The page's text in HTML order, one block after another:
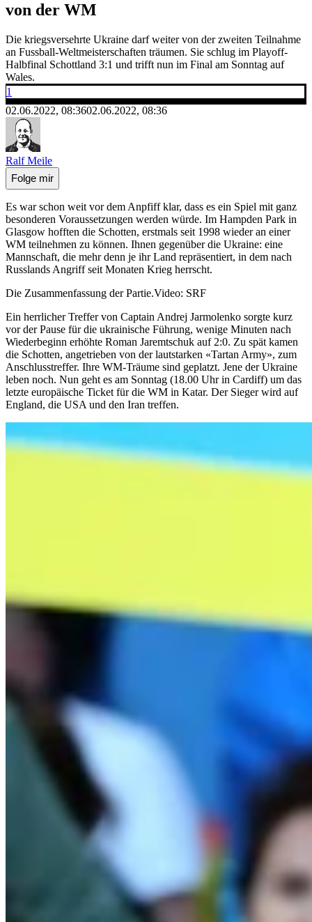
von der WM
Die kriegsversehrte Ukraine darf weiter von der zweiten Teilnahme
an Fussball-Weltmeisterschaften träumen. Sie schlug im Playoff-
Halbfinal Schottland 3:1 und trifft nun im Final am Sonntag auf
Wales.
1
02.06.2022, 08:3602.06.2022, 08:36
Ralf Meile
Folge mir
Es war schon weit vor dem Anpfiff klar, dass es ein Spiel mit ganz
besonderen Voraussetzungen werden würde. Im Hampden Park in
Glasgow hofften die Schotten, erstmals seit 1998 wieder an einer
WM teilnehmen zu können. Ihnen gegenüber die Ukraine: eine
Mannschaft, die mehr denn je ihr Land repräsentiert, in dem nach
Russlands Angriff seit Monaten Krieg herrscht.
Die Zusammenfassung der Partie.Video: SRF
Ein herrlicher Treffer von Captain Andrej Jarmolenko sorgte kurz
vor der Pause für die ukrainische Führung, wenige Minuten nach
Wiederbeginn erhöhte Roman Jaremtschuk auf 2:0. Zu spät kamen
die Schotten, angetrieben von der lautstarken «Tartan Army», zum
Anschlusstreffer. Ihre WM-Träume sind geplatzt. Jene der Ukraine
leben noch. Nun geht es am Sonntag (18.00 Uhr in Cardiff) um das
letzte europäische Ticket für die WM in Katar. Der Sieger wird auf
England, die USA und den Iran treffen.